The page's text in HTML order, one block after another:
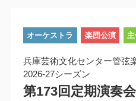
オーケストラ 楽団公演
兵庫芸術文化センター管弦
2026-27シーズン
第173回定期演奏